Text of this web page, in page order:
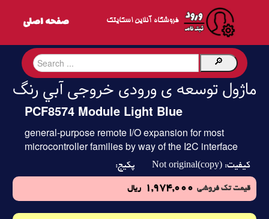
فروشگاه آنلاین اسکایتک
ماژول توسعه ی ورودی خروجی آبي رنگ
PCF8574 Module Light Blue
general-purpose remote I/O expansion for most
microcontroller families by way of the I2C interface
کیفیت: Not original(copy) پکیج:
قیمت تک فروشی 1,974,000 ریال